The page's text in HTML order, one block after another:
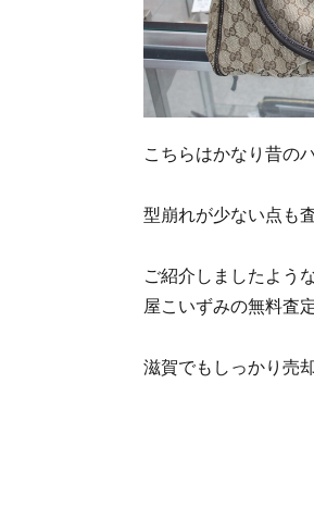
こちらはかなり昔の
型崩れが少ない点も
ご紹介しましたよう
屋こいずみの無料査
滋賀でもしっかり売